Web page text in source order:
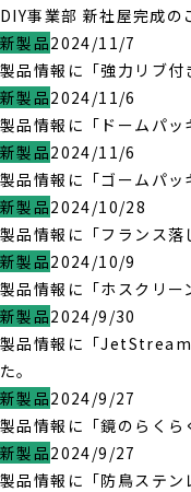
DIY事業部 新社屋完成の
新製品2024/11/7
製品情報に「強力リブ付
新製品2024/11/6
製品情報に「ドームパッ
新製品2024/11/6
製品情報に「ゴームパッ
新製品2024/10/28
製品情報に「フランス
新製品2024/10/9
製品情報に「ホスクリー
新製品2024/9/30
製品情報に「
た。
新製品2024/9/27
製品情報に「鏡のらく
新製品2024/9/27
製品情報に「防鳥ステ